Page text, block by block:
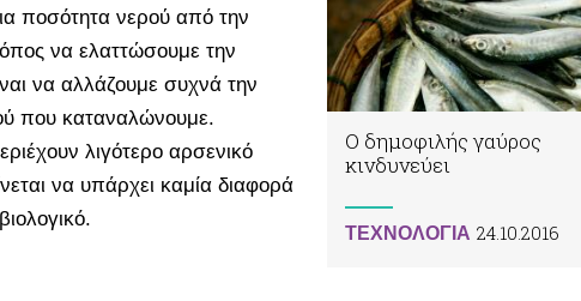
ποσότητα νερού από την
να ελαττώσουμε την
να αλλάζουμε συχνά την
που καταναλώνουμε.
λιγότερο αρσενικό
να υπάρχει καμία διαφορά
Ο δημοφιλής γαύρος
κινδυνεύει
ΤΕΧΝΟΛΟΓΙΑ 24.10.2016